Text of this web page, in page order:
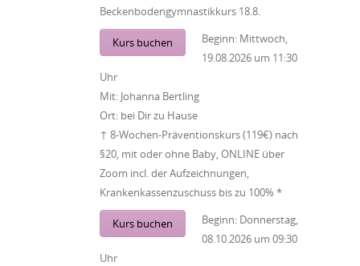
Beckenbodengymnastikkurs 18.8.
Kurs buchen Beginn: Mittwoch,
19.08.2026 um 11:30
Uhr
Mit: Johanna Bertling
Ort: bei Dir zu Hause
↑ 8-Wochen-Präventionskurs (119€) nach
§20, mit oder ohne Baby, ONLINE über
Zoom incl. der Aufzeichnungen,
Krankenkassenzuschuss bis zu 100% *
Kurs buchen Beginn: Donnerstag,
08.10.2026 um 09:30
Uhr